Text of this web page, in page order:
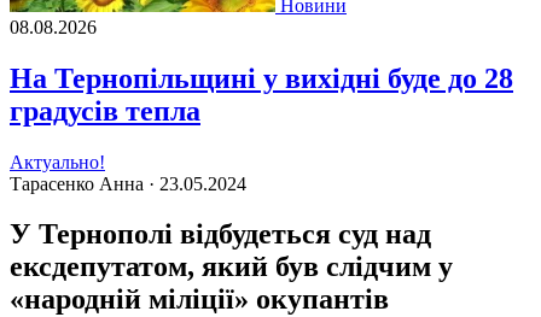
Новини
08.08.2026
На Тернопільщині у вихідні буде до 28
градусів тепла
Актуально!
Тарасенко Анна · 23.05.2024
У Тернополі відбудеться суд над
ексдепутатом, який був слідчим у
«народній міліції» окупантів